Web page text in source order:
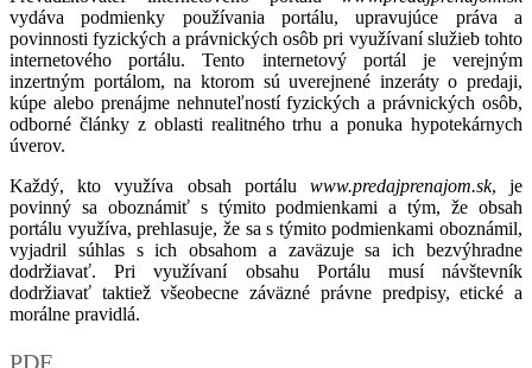
vydáva podmienky používania portálu, upravujúce práva a
povinnosti fyzických a právnických osôb pri využívaní služieb tohto
internetového portálu. Tento internetový portál je verejným
inzertným portálom, na ktorom sú uverejnené inzeráty o predaji,
kúpe alebo prenájme nehnuteľností fyzických a právnických osôb,
odborné články z oblasti realitného trhu a ponuka hypotekárnych
úverov.
Každý, kto využíva obsah portálu www.predajprenajom.sk, je
povinný sa oboznámiť s týmito podmienkami a tým, že obsah
portálu využíva, prehlasuje, že sa s týmito podmienkami oboznámil,
vyjadril súhlas s ich obsahom a zaväzuje sa ich bezvýhradne
dodržiavať. Pri využívaní obsahu Portálu musí návštevník
dodržiavať taktiež všeobecne záväzné právne predpisy, etické a
morálne pravidlá.
PDF